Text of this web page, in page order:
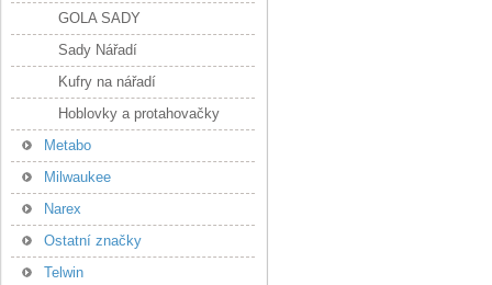
GOLA SADY
Sady Nářadí
Kufry na nářadí
Hoblovky a protahovačky
Metabo
Milwaukee
Narex
Ostatní značky
Telwin